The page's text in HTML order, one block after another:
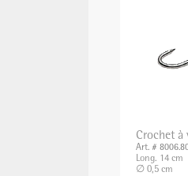
Crochet à
Art. #
Long. 14 cm
∅ 0,5 cm